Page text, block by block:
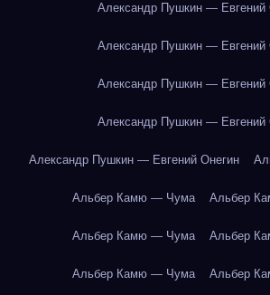
Александр Пушкин — Евгений
Александр Пушкин — Евгений
Александр Пушкин — Евгений
Александр Пушкин — Евгений
Александр Пушкин — Евгений Онегин
Альбер Камю — Чума Альбер
Альбер Камю — Чума Альбер
Альбер Камю — Чума Альбер